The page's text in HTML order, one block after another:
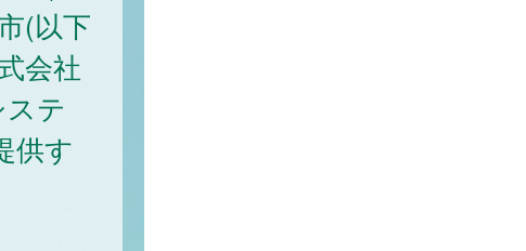
(以下
会社
テ
供す